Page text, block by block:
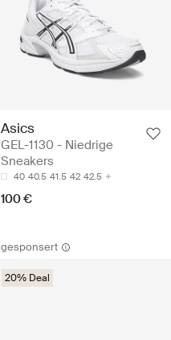
Asics
GEL-1130 - Niedrige
Sneakers
40 40.5 41.5 42 42.5
100 €
gesponsert
20% Deal